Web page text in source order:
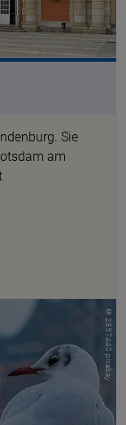
Sie
am
© 2857440 pixabay